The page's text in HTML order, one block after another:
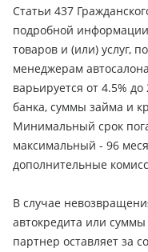
Статьи 437
подробной
товаров и (или) услуг,
менеджерам
варьируется от 4.5%
банка, суммы займа и
Минимальный срок
максимальный - 96
дополнительные
В случае
автокредита или
партнер оставляет за